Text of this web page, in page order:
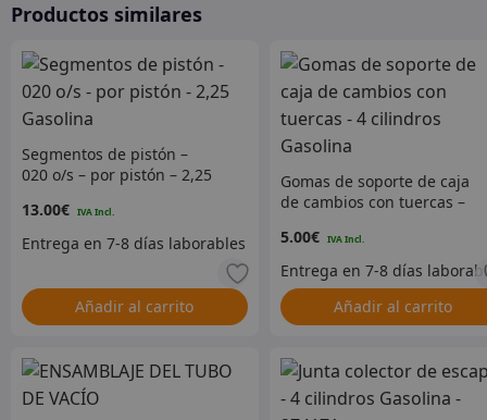
Productos similares
Segmentos de pistón –
020 o/s – por pistón – 2,25
13.00€
Añadir al carrito
Gomas de soporte de caja
de cambios con tuercas –
5.00€
Añadir al carrito